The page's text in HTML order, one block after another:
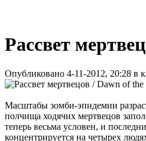
Рассвет
Опубликовано 4-11-2012, 20:28 в
Масштабы зомби-эпидемии
полчища ходячих мертвецов
теперь весьма условен, и
концентрируется на четырех